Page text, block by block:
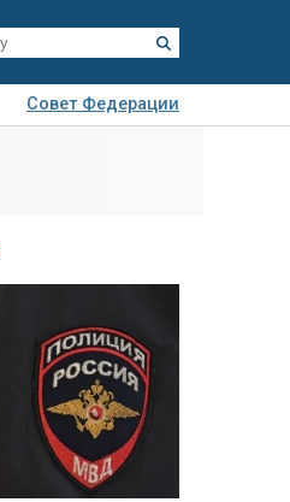
Совет Федерации